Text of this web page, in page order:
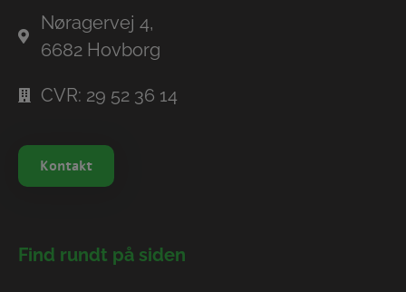
Nøragervej 4,
6682 Hovborg
CVR: 29 52 36 14
Kontakt
Find rundt på siden